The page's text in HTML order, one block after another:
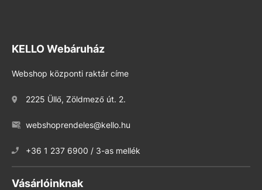
KELLO Webáruház
Webshop központi raktár címe
2225 Üllő, Zöldmező út. 2.
webshoprendeles@kello.hu
+36 1 237 6900 / 3-as mellék
Vásárlóinknak